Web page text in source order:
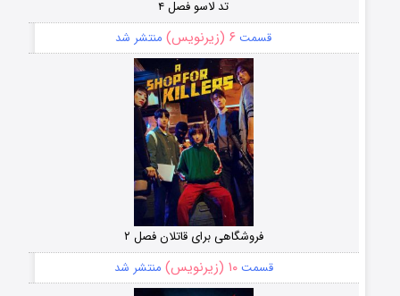
تد لاسو فصل ۴
قسمت ۶ (زیرنویس) منتشر شد
فروشگاهی برای قاتلان فصل ۲
قسمت۱۰ (زیرنویس) منتشر شد